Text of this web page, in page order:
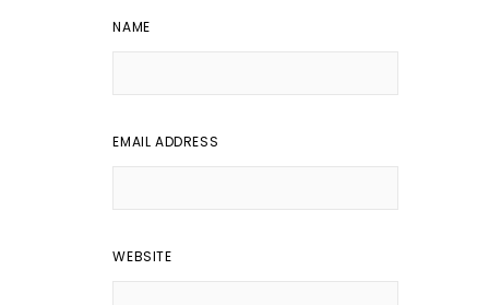
NAME
EMAIL ADDRESS
WEBSITE